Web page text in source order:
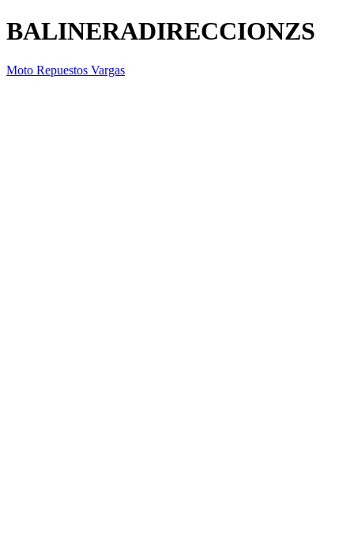
BALINERADIRECCIONZS
Moto Repuestos Vargas